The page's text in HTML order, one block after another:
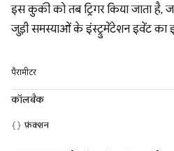
इस कुकी को तब ट्रिगर किया जाता
जुड़ी समस्याओं के इंस्ट्रुमेंटेशन इवेंट का
पैरामीटर
कॉलबैक
फ़ंक्शन